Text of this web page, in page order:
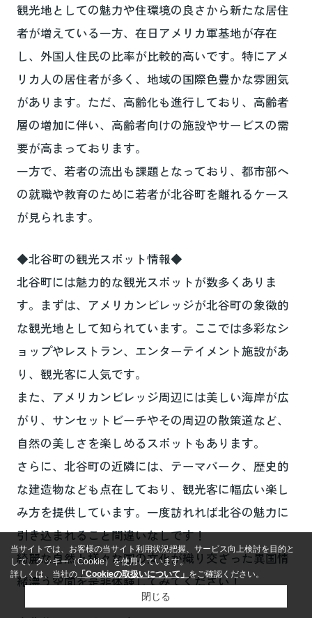
観光地としての魅力や住環境の良さから新たな居住
者が増えている一方、在日アメリカ軍基地が存在
し、外国人住民の比率が比較的高いです。特にアメ
リカ人の居住者が多く、地域の国際色豊かな雰囲気
があります。ただ、高齢化も進行しており、高齢者
層の増加に伴い、高齢者向けの施設やサービスの需
要が高まっております。
一方で、若者の流出も課題となっており、都市部へ
の就職や教育のために若者が北谷町を離れるケース
が見られます。
◆北谷町の観光スポット情報◆
北谷町には魅力的な観光スポットが数多くありま
す。まずは、アメリカンビレッジが北谷町の象徴的
な観光地として知られています。ここでは多彩なシ
ョップやレストラン、エンターテイメント施設があ
り、観光客に人気です。
また、アメリカンビレッジ周辺には美しい海岸が広
がり、サンセットビーチやその周辺の散策道など、
自然の美しさを楽しめるスポットもあります。
さらに、北谷町の近隣には、テーマパーク、歴史的
な建造物なども点在しており、観光客に幅広い楽し
み方を提供しています。一度訪れれば北谷の魅力に
引き込まれること間違いなしです！
綺麗な自然と様々な国の文化が織り交ざった異国情
緒漂う空間を是非体験してみてください！
当サイトでは、お客様の当サイト利用状況把握、サービス向上検討を目的と
して、クッキー（Cookie）を使用しています。
詳しくは、当社の 「Cookieの取扱いについて」 をご確認ください。
閉じる